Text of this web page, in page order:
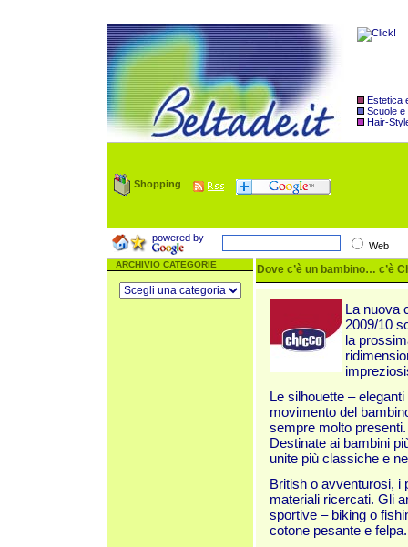
Estetica
Scuole e
Hair-
Shopping
powered by
Web
ARCHIVIO CATEGORIE Dove c’è un bambino… c’è
La nuova
2009/10
la
Le silhouette –
movimento del
sempre molto presenti.
Destinate ai bambini
unite più classiche e
British o avventurosi, i
materiali ricercati. Gli
sportive – biking o
cotone pesante e felpa.